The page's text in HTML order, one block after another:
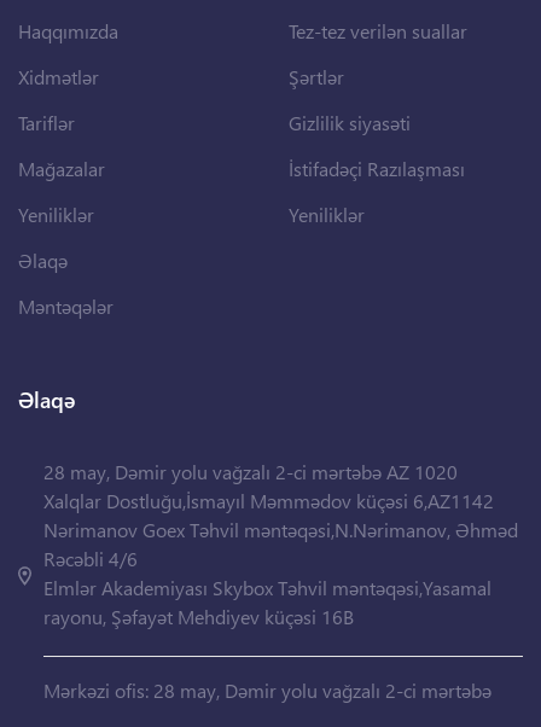
Haqqımızda
Xidmətlər
Tariflər
Mağazalar
Yeniliklər
Əlaqə
Məntəqələr
Tez-tez verilən suallar
Şərtlər
Gizlilik siyasəti
İstifadəçi Razılaşması
Yeniliklər
Əlaqə
28 may, Dəmir yolu vağzalı 2-ci mərtəbə AZ 1020
Xalqlar Dostluğu,İsmayıl Məmmədov küçəsi 6,AZ1142
Nərimanov Goex Təhvil məntəqəsi,N.Nərimanov, Əhməd
Rəcəbli 4/6
Elmlər Akademiyası Skybox Təhvil məntəqəsi,Yasamal
rayonu, Şəfayət Mehdiyev küçəsi 16B
Mərkəzi ofis: 28 may, Dəmir yolu vağzalı 2-ci mərtəbə